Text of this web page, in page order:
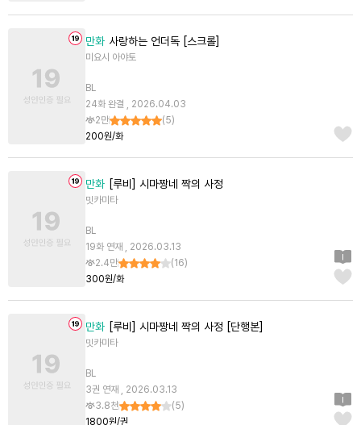
만화 사랑하는 언더독 [스크롤]
미요시 아야토
BL
24화 완결 , 2026.04.03
2만
(5)
200원/화
만화 [루비] 시마짱네 짝의 사정
밋카미타
BL
19화 연재 , 2026.03.13
2.4만
(16)
300원/화
만화 [루비] 시마짱네 짝의 사정 [단행본]
밋카미타
BL
3권 연재 , 2026.03.13
3.8천
(5)
1800원/권